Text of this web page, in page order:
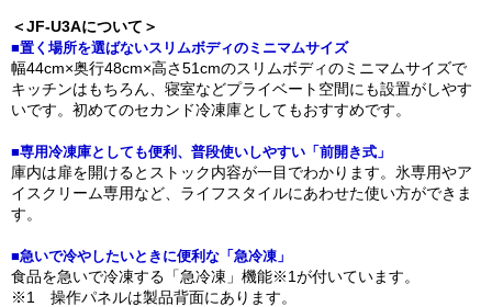
＜JF-U3Aについて＞
■置く場所を選ばないスリムボディのミニマムサイズ
幅44cm×奥行48cm×高さ51cmのスリムボディのミニマムサイズで
キッチンはもちろん、寝室などプライベート空間にも設置がしやす
いです。初めてのセカンド冷凍庫としてもおすすめです。
■専用冷凍庫としても便利、普段使いしやすい「前開き式」
庫内は扉を開けるとストック内容が一目でわかります。氷専用やア
イスクリーム専用など、ライフスタイルにあわせた使い方ができま
す。
■急いで冷やしたいときに便利な「急冷凍」
食品を急いで冷凍する「急冷凍」機能※1が付いています。
※1 操作パネルは製品背面にあります。